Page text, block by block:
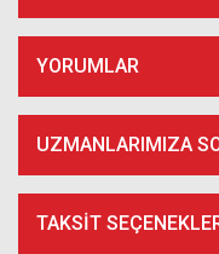
YORUMLAR
UZMANLARIMIZA
TAKSIT